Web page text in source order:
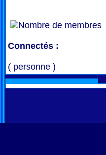
Connectés :
( personne )